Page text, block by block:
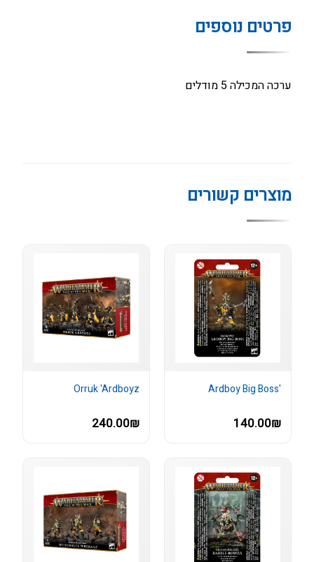
פרטים נוספים
ערכה המכילה 5 מודלים
מוצרים קשורים
'Ardboy Big Boss
140.00₪
Orruk 'Ardboyz
240.00₪